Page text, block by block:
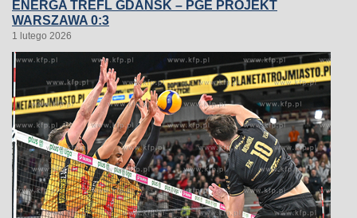
ENERGA TREFL GDAŃSK – PGE PROJEKT
WARSZAWA 0:3
1 lutego 2026